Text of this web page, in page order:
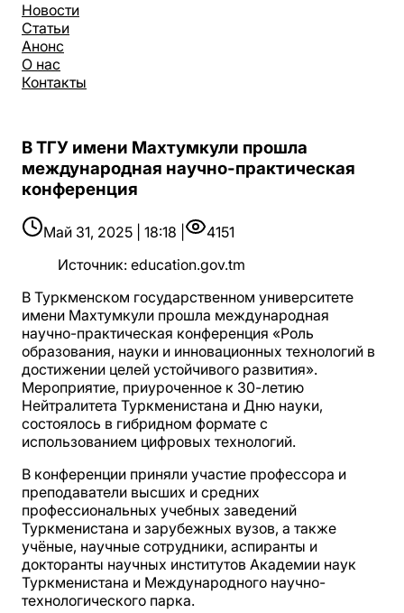
Новости
Статьи
Анонс
О нас
Контакты
В ТГУ имени Махтумкули прошла
международная научно-практическая
конференция
Май 31, 2025 | 18:18 |
4151
Источник: education.gov.tm
В Туркменском государственном университете
имени Махтумкули прошла международная
научно-практическая конференция «Роль
образования, науки и инновационных технологий в
достижении целей устойчивого развития».
Мероприятие, приуроченное к 30-летию
Нейтралитета Туркменистана и Дню науки,
состоялось в гибридном формате с
использованием цифровых технологий.
В конференции приняли участие профессора и
преподаватели высших и средних
профессиональных учебных заведений
Туркменистана и зарубежных вузов, а также
учёные, научные сотрудники, аспиранты и
докторанты научных институтов Академии наук
Туркменистана и Международного научно-
технологического парка.